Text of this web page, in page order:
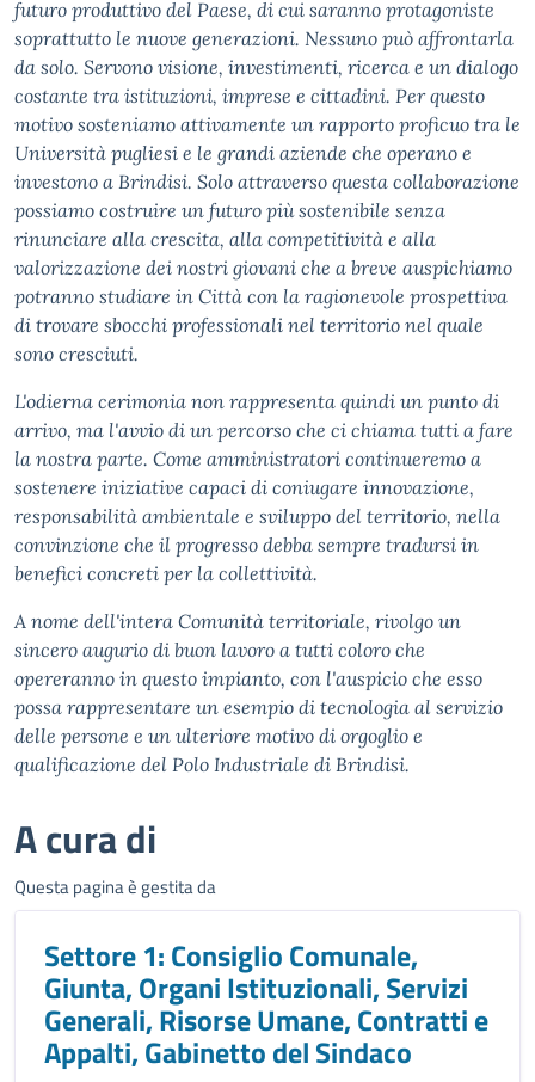
futuro produttivo del Paese, di cui saranno protagoniste
soprattutto le nuove generazioni. Nessuno può affrontarla
da solo. Servono visione, investimenti, ricerca e un dialogo
costante tra istituzioni, imprese e cittadini. Per questo
motivo sosteniamo attivamente un rapporto proficuo tra le
Università pugliesi e le grandi aziende che operano e
investono a Brindisi. Solo attraverso questa collaborazione
possiamo costruire un futuro più sostenibile senza
rinunciare alla crescita, alla competitività e alla
valorizzazione dei nostri giovani che a breve auspichiamo
potranno studiare in Città con la ragionevole prospettiva
di trovare sbocchi professionali nel territorio nel quale
sono cresciuti.
L'odierna cerimonia non rappresenta quindi un punto di
arrivo, ma l'avvio di un percorso che ci chiama tutti a fare
la nostra parte. Come amministratori continueremo a
sostenere iniziative capaci di coniugare innovazione,
responsabilità ambientale e sviluppo del territorio, nella
convinzione che il progresso debba sempre tradursi in
benefici concreti per la collettività.
A nome dell'intera Comunità territoriale, rivolgo un
sincero augurio di buon lavoro a tutti coloro che
opereranno in questo impianto, con l'auspicio che esso
possa rappresentare un esempio di tecnologia al servizio
delle persone e un ulteriore motivo di orgoglio e
qualificazione del Polo Industriale di Brindisi.
A cura di
Questa pagina è gestita da
Settore 1: Consiglio Comunale,
Giunta, Organi Istituzionali, Servizi
Generali, Risorse Umane, Contratti e
Appalti, Gabinetto del Sindaco